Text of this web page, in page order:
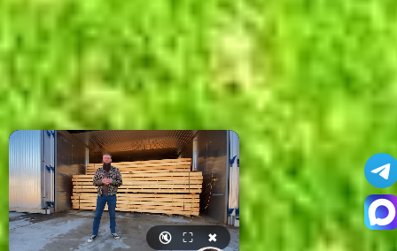
🔇 ⛶ ✖